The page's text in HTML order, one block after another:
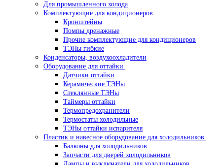
Для промышленного холода
Комплектующие для кондиционеров
Кронштейны
Помпы дренажные
Прочие комплектующие для кондиционеров
ТЭНы гибкие
Конденсаторы, воздухоохладители
Оборудование для оттайки
Датчики оттайки
Керамические ТЭНы
Стеклянные ТЭНы
Таймеры оттайки
Термопредохранители
Термостаты холодильные
ТЭНы оттайки испарителя
Пластик и навесное оборудование для холодильников
Балконы для холодильников
Запчасти для дверей холодильников